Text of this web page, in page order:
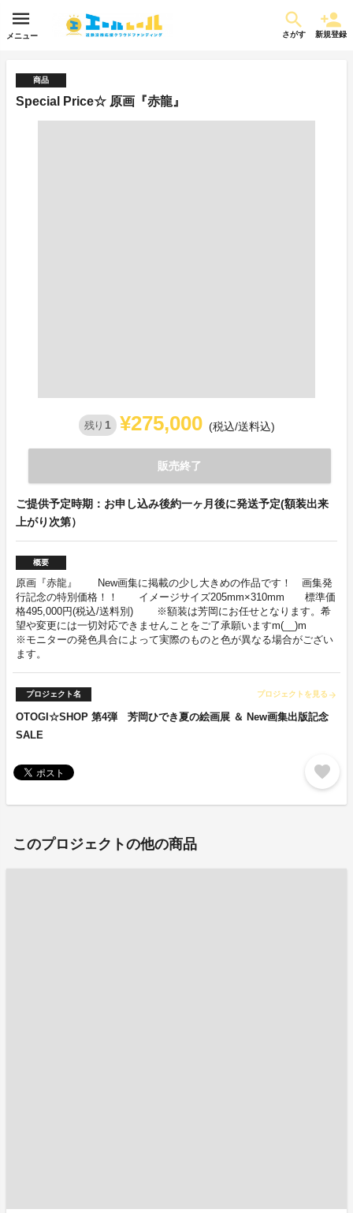
メニュー さがす 新規登録
商品
Special Price☆ 原画『赤龍』
残り 1 ¥275,000 (税込/送料込)
販売終了
ご提供予定時期：お申し込み後約一ヶ月後に発送予定(額装出来
上がり次第）
概要
原画『赤龍』 New画集に掲載の少し大きめの作品です！ 画集発
行記念の特別価格！！ イメージサイズ205mm×310mm 標準価
格495,000円(税込/送料別) ※額装は芳岡にお任せとなります。希
望や変更には一切対応できませんことをご了承願いますm(__)m
※モニターの発色具合によって実際のものと色が異なる場合がござい
ます。
プロジェクト名 プロジェクトを見る arrow_forward
OTOGI☆SHOP 第4弾 芳岡ひでき夏の絵画展 ＆ New画集出版記念
SALE
favorite
このプロジェクトの他の商品